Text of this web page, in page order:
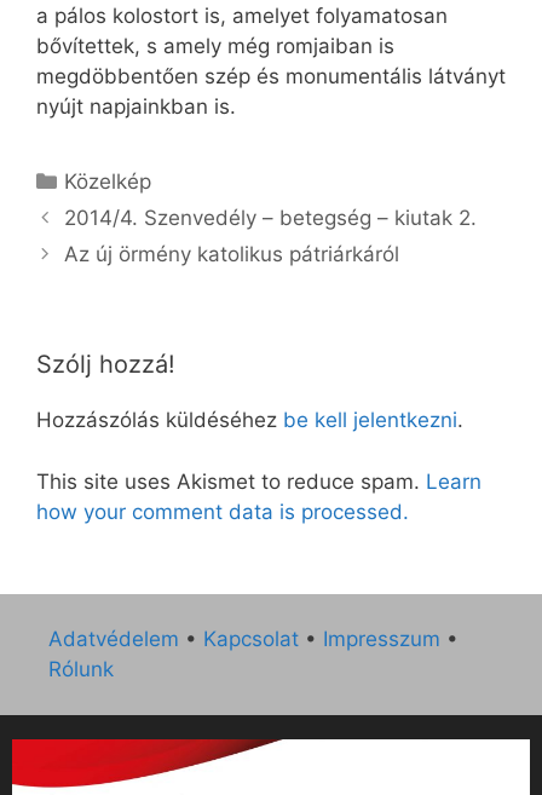
a pálos kolostort is, amelyet folyamatosan
bővítettek, s amely még romjaiban is
megdöbbentően szép és monumentális látványt
nyújt napjainkban is.
Kategória
Közelkép
2014/4. Szenvedély – betegség – kiutak 2.
Az új örmény katolikus pátriárkáról
Szólj hozzá!
Hozzászólás küldéséhez be kell jelentkezni.
This site uses Akismet to reduce spam. Learn
how your comment data is processed.
Adatvédelem • Kapcsolat • Impresszum •
Rólunk